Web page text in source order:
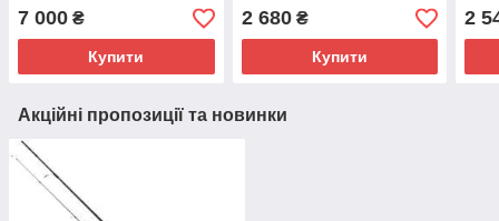
7 000 ₴
Купити
2 680₴
Купити
2
Акційні пропозиції та новинки